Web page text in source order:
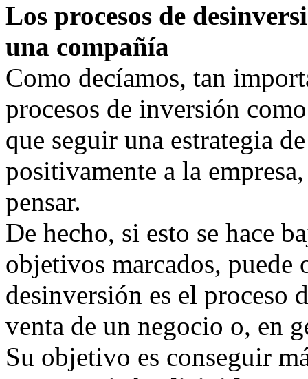
Los procesos de
una compañía
Como decíamos, tan
procesos de inversión
que seguir una estrategia
positivamente a la
pensar.
De hecho, si esto se hace
objetivos marcados, puede
desinversión es el proceso
venta de un negocio o, en
Su objetivo es conseguir